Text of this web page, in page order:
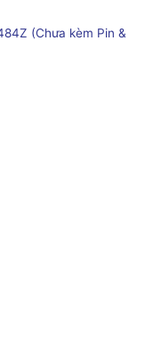
(Chưa kèm Pin &